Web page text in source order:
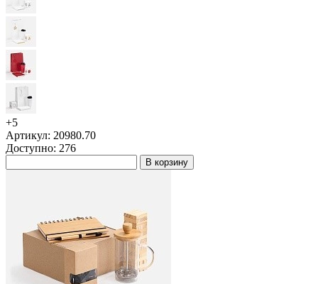
+5
Артикул: 20980.70
Доступно: 276
В корзину